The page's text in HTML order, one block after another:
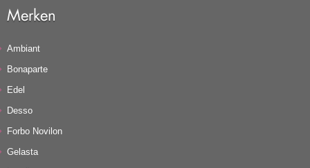
Merken
Ambiant
Bonaparte
Edel
Desso
Forbo Novilon
Gelasta